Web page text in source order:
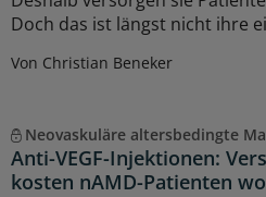
Doch das ist längst nicht ihre
Von Christian Beneker
Neovaskuläre altersbedingte
Anti-VEGF-Injektionen:
kosten nAMD-Patienten